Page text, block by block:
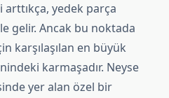
arttıkça, yedek parça
gelir. Ancak bu noktada
karşılaşılan en büyük
karmaşadır. Neyse
yer alan özel bir